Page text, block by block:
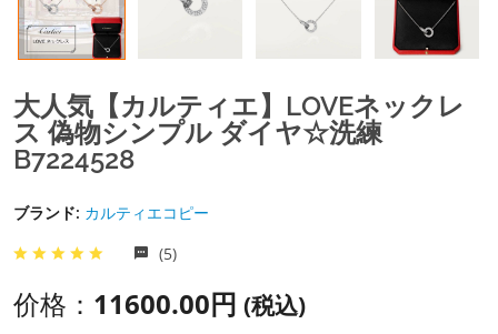
大人気【カルティエ】LOVEネックレ
ス 偽物シンプル ダイヤ☆洗練
B7224528
ブランド: カルティエコピー
(5)
价格： 11600.00円 (税込)